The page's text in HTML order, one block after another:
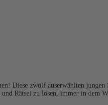
Diese zwölf auserwählten jungen
Rätsel zu lösen, immer in dem